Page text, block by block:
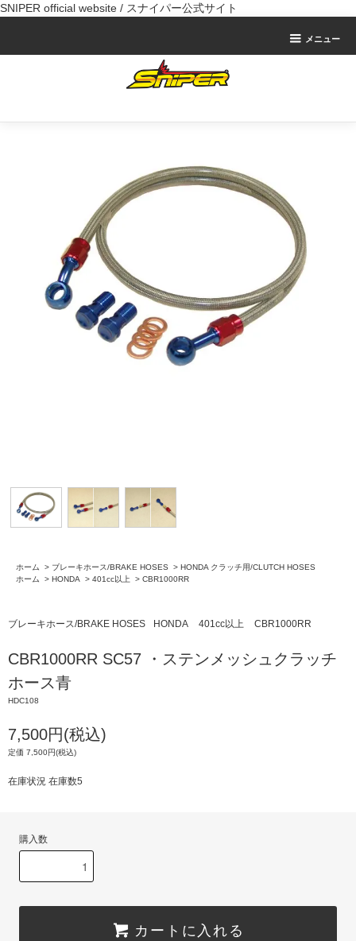
SNIPER official website / スナイパー公式サイト
メニュー
ホーム > ブレーキホース/BRAKE HOSES > HONDA クラッチ用/CLUTCH HOSES
ホーム
> HONDA > 401cc以上 > CBR1000RR
ブレーキホース/BRAKE HOSES HONDA 401cc以上 CBR1000RR
CBR1000RR SC57 ・ステンメッシュクラッチ
ホース青
HDC108
7,500円(税込)
定価 7,500円(税込)
在庫状況 在庫数5
購入数
カートに入れる